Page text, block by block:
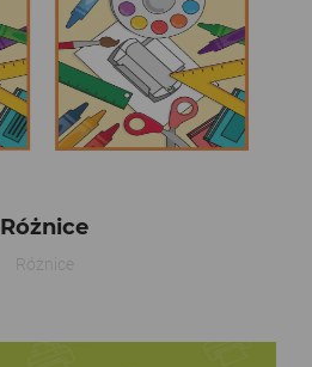
Różnice
Różnice